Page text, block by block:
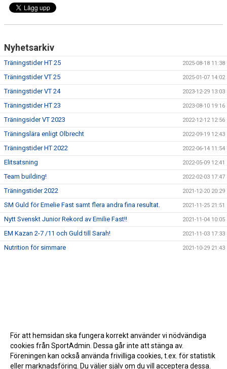
Nyhetsarkiv
Träningstider HT 25 2025-08-18 11:38
Träningstider VT 25 2025-01-07 14:02
Träningstider VT 24 2023-12-29 13:03
Träningstider HT 23 2023-08-10 19:16
Träningsider VT 2023 2022-12-12 12:56
Träningslära enligt Olbrecht 2022-09-19 12:43
Träningstider HT 2022 2022-06-14 11:54
Elitsatsning 2022-05-09 12:41
Team building! 2022-02-03 17:47
Träningstider 2022 2021-12-20 20:29
SM Guld för Emelie Fast samt flera andra fina resultat. 2021-11-25 21:51
Nytt Svenskt Junior Rekord av Emilie Fast!! 2021-11-04 10:05
EM Kazan 2-7 /11 och Guld till Sarah! 2021-11-03 17:33
Nutrition för simmare 2021-10-29 21:43
För att hemsidan ska fungera korrekt använder vi nödvändiga
cookies från SportAdmin. Dessa går inte att stänga av.
Föreningen kan också använda frivilliga cookies, t.ex. för statistik
eller marknadsföring. Du väljer själv om du vill acceptera dessa.